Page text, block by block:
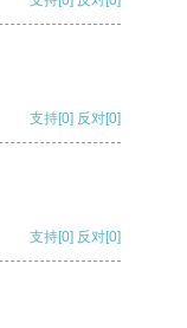
支持[0] 反对[0]
支持[0] 反对[0]